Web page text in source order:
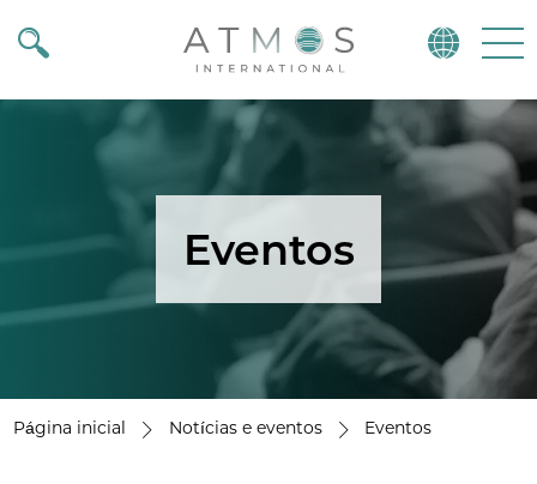
Atmos
Eventos
Página inicial Notícias e eventos Eventos